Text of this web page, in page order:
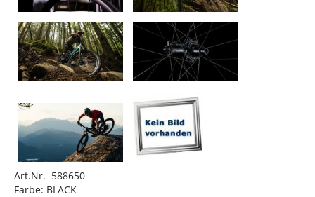
Art.Nr. 588650
Farbe: BLACK